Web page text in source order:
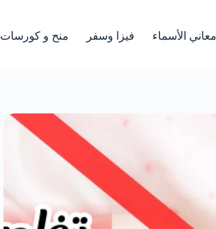
معاني الأسماء فيزا وسفر منح و كورسات